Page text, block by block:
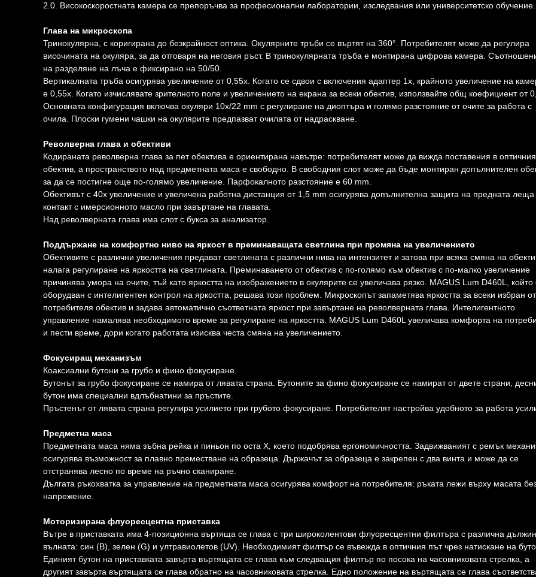
2.0. Високоскоростната камера се препоръчва за професионални лаборатории, изследвания или университетско обучение.
Глава на микроскопа
Тринокулярна, с коригирана до безкрайност оптика. Окулярните тръби се въртят на 360°. Потребителят може да регулира
височината на окуляра, за да отговаря на неговия ръст. В тринокулярната тръба е монтирана цифрова камера.
на разделяне на лъча е фиксирано на 50/50.
Вертикалната тръба осигурява увеличение от 0,55x. Когато се сдвои с включения адаптер 1x, крайното увеличение на
е 0,55x. Когато изчислявате зрителното поле и увеличението на екрана за всеки обектив, използвайте общ коефициент от
Основната конфигурация включва окуляри 10x/22 mm с регулиране на диоптъра и голямо разстояние от очите за работа с
очила. Плоски гумени чашки на окулярите предпазват очилата от надраскване.
Револверна глава и обективи
Кодираната револверна глава за пет обектива е ориентирана навътре: потребителят може да вижда поставения в
обектив, а пространството над предметната маса е свободно. В свободния слот може да бъде монтиран допълнителен
за да се постигне още по-голямо увеличение. Парфокалното разстояние е 60 mm.
Обективът с 40x увеличение и увеличена работна дистанция от 1,5 mm осигурява допълнителна защита на предната леща
контакт с имерсионното масло при завъртане на главата.
Над револверната глава има слот с букса за анализатор.
Поддържане на комфортно ниво на яркост в преминаващата светлина при промяна на увеличението
Обективите с различни увеличения предават светлината с различни нива на интензитет и затова при всяка смяна на
налага регулиране на яркостта на светлината. Преминаването от обектив с по-голямо към обектив с по-малко увеличение
причинява умора на очите, тъй като яркостта на изображението в окулярите се увеличава рязко. MAGUS Lum D460L, който
оборудван с интелигентен контрол на яркостта, решава този проблем. Микроскопът запаметява яркостта за всеки избран от
потребителя обектив и задава автоматично съответната яркост при завъртане на револверната глава. Интелигентното
управление намалява необходимото време за регулиране на яркостта. MAGUS Lum D460L увеличава комфорта на
и пести време, дори когато работата изисква честа смяна на увеличението.
Фокусиращ механизъм
Коаксиални бутони за грубо и фино фокусиране.
Бутонът за грубо фокусиране се намира от лявата страна. Бутоните за фино фокусиране се намират от двете страни,
бутон има специални вдлъбнатини за пръстите.
Пръстенът от лявата страна регулира усилието при грубото фокусиране. Потребителят настройва удобното за работа
Предметна маса
Предметната маса няма зъбна рейка и пиньон по оста X, което подобрява ергономичността. Задвижваният с ремък
осигурява възможност за плавно преместване на образеца. Държачът за образеца е закрепен с два винта и може да се
отстранява лесно по време на ръчно сканиране.
Дългата ръкохватка за управление на предметната маса осигурява комфорт на потребителя: ръката лежи върху масата
напрежение.
Моторизирана флуоресцентна приставка
Вътре в приставката има 4-позиционна въртяща се глава с три широколентови флуоресцентни филтъра с различна
вълната: син (В), зелен (G) и ултравиолетов (UV). Необходимият филтър се въвежда в оптичния път чрез натискане на
Единият бутон на приставката завърта въртящата се глава към следващия филтър по посока на часовниковата стрелка, а
другият завърта въртящата се глава обратно на часовниковата стрелка. Едно положение на въртящата се глава